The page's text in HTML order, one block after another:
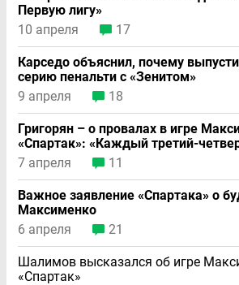
Первую лигу»
10 апреля
17
Карседо объяснил, почему
серию пенальти с «Зенитом»
9 апреля
18
Григорян – о провалах в игре
«Спартак»: «Каждый третий-
7 апреля
11
Важное заявление «Спартака» о
Максименко
6 апреля
21
Шалимов высказался об игре
«Спартак»